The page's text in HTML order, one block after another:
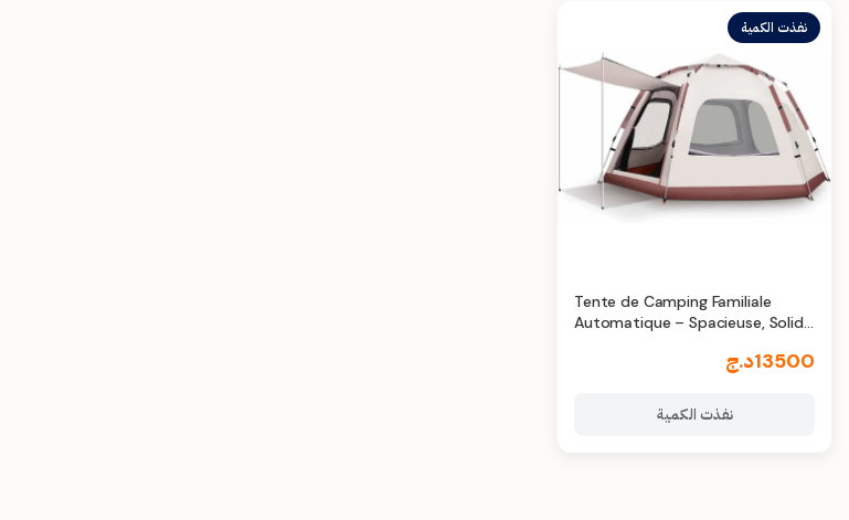
نفذت الكمية
Tente de Camping Familiale
Automatique – Spacieuse, Solide
13500د.ج
نفذت الكمية